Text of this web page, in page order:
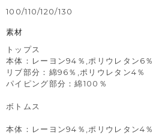
100/110/120/130
素材
トップス
本体：レーヨン94％,ポリウレタン6％
リブ部分：綿96％,ポリウレタン4％
パイピング部分：綿100％
ボトムス
本体：レーヨン94％,ポリウレタン4％